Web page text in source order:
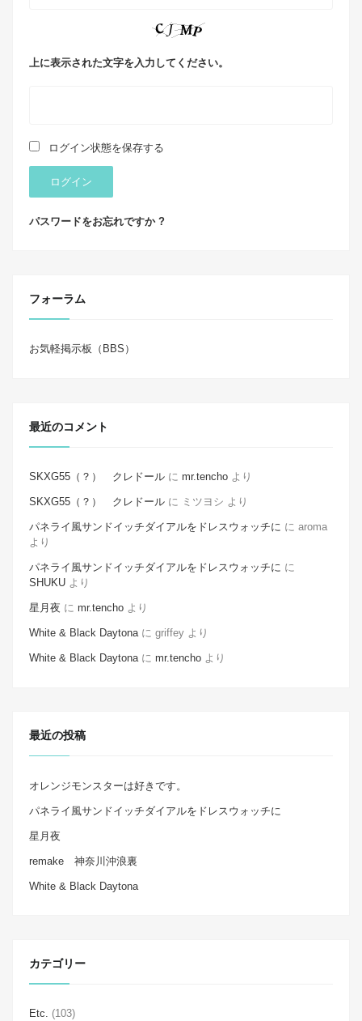
上に表示された文字を入力してください。
ログイン状態を保存する
ログイン
パスワードをお忘れですか ?
フォーラム
お気軽掲示板（BBS）
最近のコメント
SKXG55（？） クレドール に mr.tencho より
SKXG55（？） クレドール に ミツヨシ より
パネライ風サンドイッチダイアルをドレスウォッチに に aroma
より
パネライ風サンドイッチダイアルをドレスウォッチに に
SHUKU より
星月夜 に mr.tencho より
White & Black Daytonaに griffey より
White & Black Daytonaに mr.tencho より
最近の投稿
オレンジモンスターは好きです。
パネライ風サンドイッチダイアルをドレスウォッチに
星月夜
remake 神奈川沖浪裏
White & Black Daytona
カテゴリー
Etc. (103)